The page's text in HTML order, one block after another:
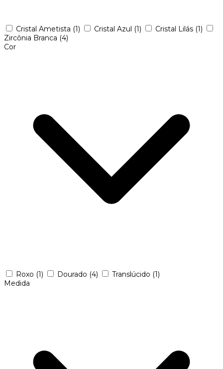
Cristal Ametista (1) Cristal Azul (1) Cristal Lilás (1)
Zircônia Branca (4)
Cor
Roxo (1) Dourado (4) Translúcido (1)
Medida